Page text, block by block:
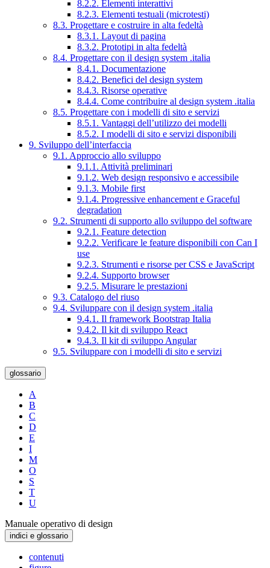
8.2.2. Elementi interattivi
8.2.3. Elementi testuali (microtesti)
8.3. Progettare e costruire in alta fedeltà
8.3.1. Layout di pagina
8.3.2. Prototipi in alta fedeltà
8.4. Progettare con il design system .italia
8.4.1. Documentazione
8.4.2. Benefici del design system
8.4.3. Risorse operative
8.4.4. Come contribuire al design system .italia
8.5. Progettare con i modelli di sito e servizi
8.5.1. Vantaggi dell’utilizzo dei modelli
8.5.2. I modelli di sito e servizi disponibili
9. Sviluppo dell’interfaccia
9.1. Approccio allo sviluppo
9.1.1. Attività preliminari
9.1.2. Web design responsivo e accessibile
9.1.3. Mobile first
9.1.4. Progressive enhancement e Graceful
degradation
9.2. Strumenti di supporto allo sviluppo del software
9.2.1. Feature detection
9.2.2. Verificare le feature disponibili con Can I
use
9.2.3. Strumenti e risorse per CSS e JavaScript
9.2.4. Supporto browser
9.2.5. Misurare le prestazioni
9.3. Catalogo del riuso
9.4. Sviluppare con il design system .italia
9.4.1. Il framework Bootstrap Italia
9.4.2. Il kit di sviluppo React
9.4.3. Il kit di sviluppo Angular
9.5. Sviluppare con i modelli di sito e servizi
glossario
A
B
C
D
E
I
M
O
S
T
U
Manuale operativo di design
indici e glossario
contenuti